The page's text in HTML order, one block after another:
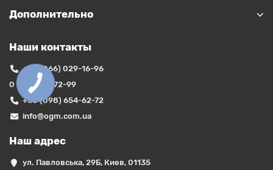
Дополнительно
Наши контакты
+38 (066) 029-16-96
0 (800) 35-72-99
+38 (098) 654-62-72
info@ogm.com.ua
Наш адрес
ул. Павловська, 29Б, Киев, 01135